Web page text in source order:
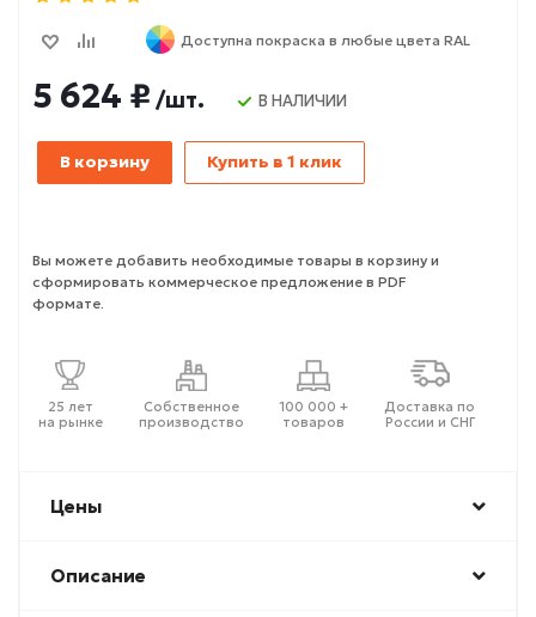
Доступна покраска в любые цвета RAL
5 624 ₽ /шт. В НАЛИЧИИ
В корзину Купить в 1 клик
Вы можете добавить необходимые товары в корзину и
сформировать коммерческое предложение в PDF
формате.
25 лет
на рынке
Собственное
производство
100 000 +
товаров
Доставка по
России и СНГ
Цены
Описание